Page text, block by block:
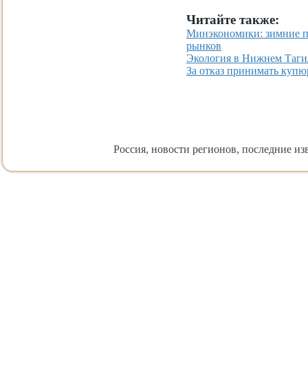
Читайте также:
Минэкономики: зимние
рынков
Экология в Нижнем
За отказ принимать
Россия, новости регионов, последние